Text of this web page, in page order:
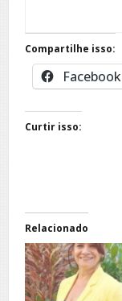
Compartilhe isso:
Facebook
Curtir isso:
Relacionado